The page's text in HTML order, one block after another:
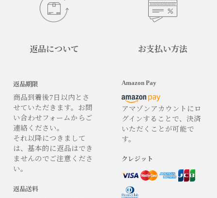
返品について
返品期限
商品到着後7日以内とさ
せていただきます。お問
い合わせフォームからご
連絡ください。
それ以降につきまして
は、基本的に返品はでき
ませんのでご注意くださ
い。
返品送料
お支払い方法
Amazon Pay
アマゾンアカウントにロ
グインすることで、決済
いただくことが可能で
す。
クレジット